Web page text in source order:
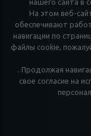
нашего сайта в
На этом веб-
обеспечивают
навигации по
файлы cookie,
. Продолжая
свое согласие на